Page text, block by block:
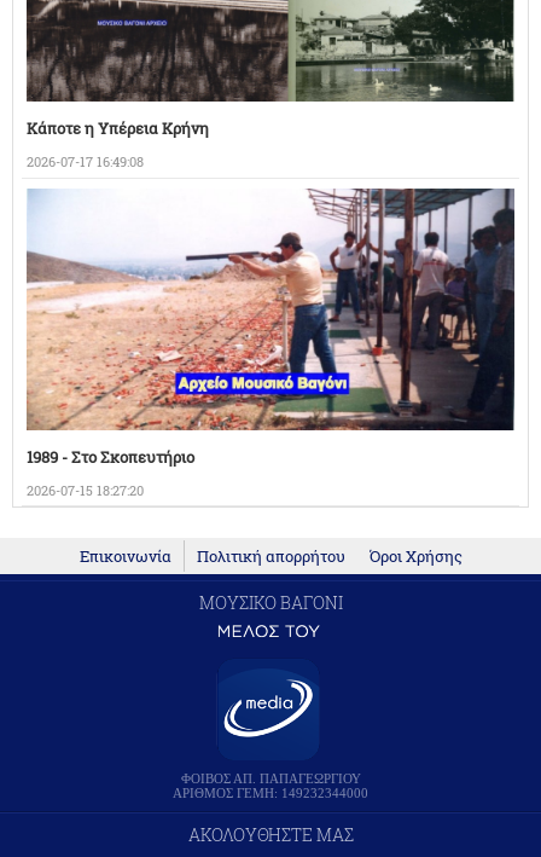
Κάποτε η Υπέρεια Κρήνη
2026-07-17 16:49:08
1989 - Στο Σκοπευτήριο
2026-07-15 18:27:20
Επικοινωνία Πολιτική απορρήτου Όροι Χρήσης
ΜΟΥΣΙΚΟ ΒΑΓΟΝΙ
ΦΟΙΒΟΣ ΑΠ. ΠΑΠΑΓΕΩΡΓΙΟΥ
ΑΡΙΘΜΟΣ ΓΕΜΗ: 149232344000
ΑΚΟΛΟΥΘΗΣΤΕ ΜΑΣ